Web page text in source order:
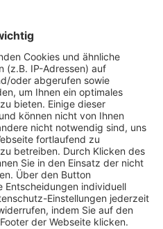
und Funktionen einsetzen.
wir das Surfverhalten
das Verhalten und die
zu ermitteln, welche Inhalte
welche Funktionen der
Cookies oder ähnliche
genutzt werden, um
anzulegen. Neben der IP-
z.B. Informationen zu
Inhalten und technische
sowie Angaben zu
verarbeitet werden.
verarbeiten wir